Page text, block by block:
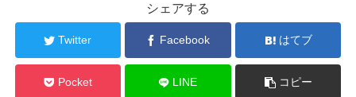
シェアする
Twitter Facebook はてブ
Pocket LINE コピー